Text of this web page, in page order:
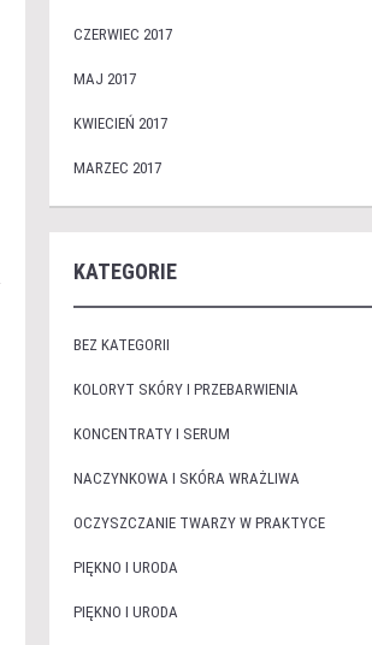
CZERWIEC 2017
MAJ 2017
KWIECIEŃ 2017
MARZEC 2017
KATEGORIE
BEZ KATEGORII
KOLORYT SKÓRY I PRZEBARWIENIA
KONCENTRATY I SERUM
NACZYNKOWA I SKÓRA WRAŻLIWA
OCZYSZCZANIE TWARZY W PRAKTYCE
PIĘKNO I URODA
PIĘKNO I URODA